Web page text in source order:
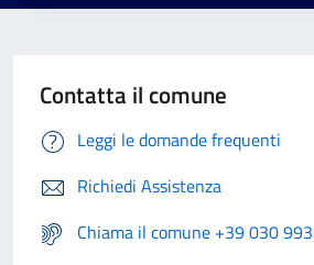
Contatta il comune
Leggi le domande frequenti
Richiedi Assistenza
Chiama il comune +39 030